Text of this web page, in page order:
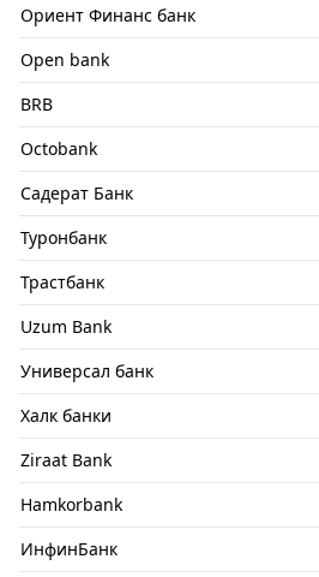
Ориент Финанс банк
Open bank
BRB
Octobank
Садерат Банк
Туронбанк
Трастбанк
Uzum Bank
Универсал банк
Халк банки
Ziraat Bank
Hamkorbank
ИнфинБанк